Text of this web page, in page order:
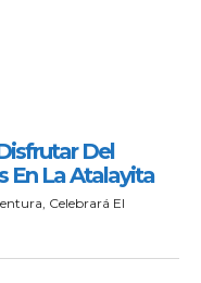
Del
En La Atalayita
Celebrará El